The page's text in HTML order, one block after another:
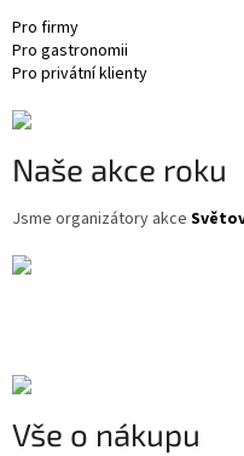
Pro firmy
Pro gastronomii
Pro privátní klienty
Naše akce roku
Jsme organizátory akce
Vše o nákupu